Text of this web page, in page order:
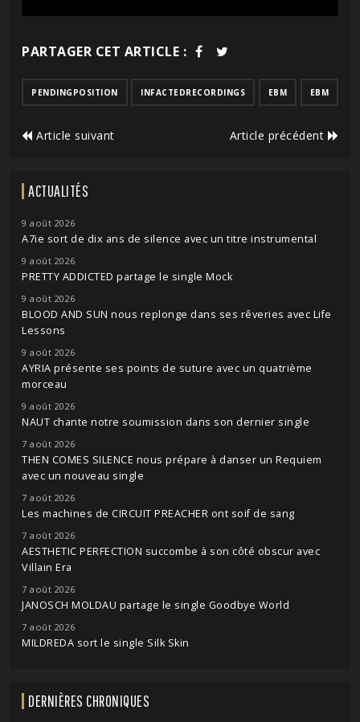
PARTAGER CET ARTICLE :
PENDINGPOSITION INFACTEDRECORDINGS EBM EBM
Article suivant Article précédent
ACTUALITÉS
9 août 2026
A7ie sort de dix ans de silence avec un titre instrumental
9 août 2026
PRETTY ADDICTED partage le single Mock
9 août 2026
BLOOD AND SUN nous replonge dans ses rêveries avec Life
Lessons
9 août 2026
AYRIA présente ses points de suture avec un quatrième
morceau
9 août 2026
NAUT chante notre soumission dans son dernier single
7 août 2026
THEN COMES SILENCE nous prépare à danser un Requiem
avec un nouveau single
7 août 2026
Les machines de CIRCUIT PREACHER ont soif de sang
7 août 2026
AESTHETIC PERFECTION succombe à son côté obscur avec
Villain Era
7 août 2026
JANOSCH MOLDAU partage le single Goodbye World
7 août 2026
MILDREDA sort le single Silk Skin
DERNIÈRES CHRONIQUES